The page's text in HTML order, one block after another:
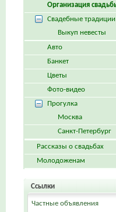
Организация
Свадебные традиции
Выкуп невесты
Авто
Банкет
Цветы
Фото-видео
Прогулка
Москва
Санкт-Петербург
Рассказы о свадьбах
Молодоженам
Ссылки
Частные объявления